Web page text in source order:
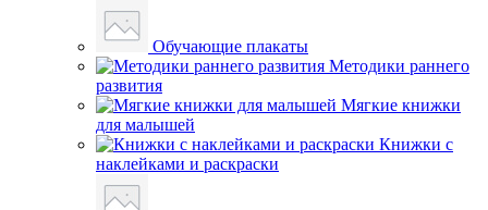
Обучающие плакаты
Методики раннего
развития
Мягкие книжки
для малышей
Книжки с
наклейками и раскраски